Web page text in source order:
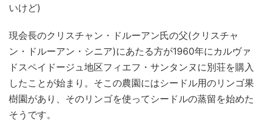
いけど)
現会長のクリスチャン・ドルーアン氏の父(クリスチャ
ン・ドルーアン・シニア)にあたる方が1960年にカルヴァ
ドスペイドージュ地区フィエフ・サンタンヌに別荘を購入
したことが始まり。そこの農園にはシードル用のリンゴ果
樹園があり、そのリンゴを使ってシードルの蒸留を始めた
そうです。